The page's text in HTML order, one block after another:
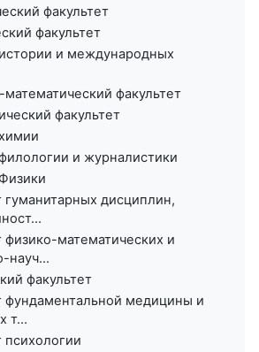
факультет
факультет
и международных
факультет
факультет
и журналистики
гуманитарных дисциплин,
физико-математических и
науч...
факультет
фундаментальной медицины и
т...
психологии